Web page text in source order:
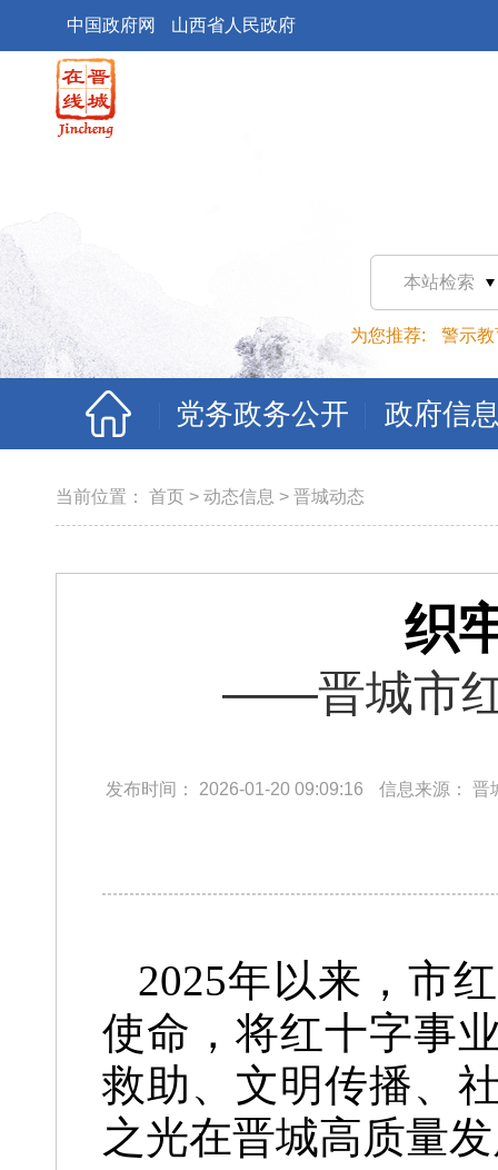
中国政府网 山西省人民政府
本站检索
为您推荐: 警示教
党务政务公开 政府信
当前位置： 首页 > 动态信息 > 晋城动态
织
​——晋城市红
发布时间： 2026-01-20 09:09:16 信息来源： 晋
2025年以来，市
使命，将红十字事
救助、文明传播、
之光在晋城高质量